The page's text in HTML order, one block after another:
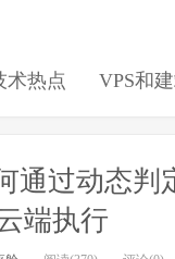
术热点 VPS和
通过动态判
端执行